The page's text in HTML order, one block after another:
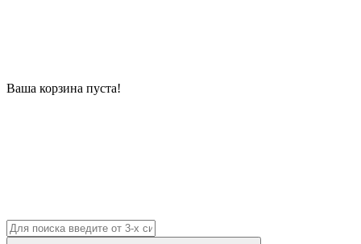
Ваша корзина пуста!